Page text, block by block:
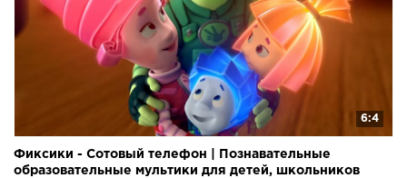
6:4
Фиксики - Сотовый телефон | Познавательные
образовательные мультики для детей, школьников